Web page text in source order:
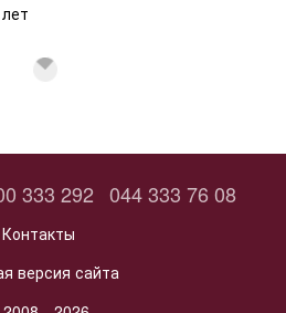
333 292 044 333 76 08
Контакты
версия сайта